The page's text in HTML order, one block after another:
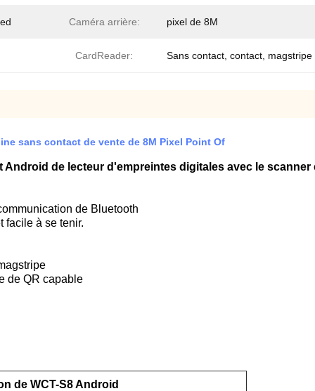
Caméra arrière: pixel de 8M
CardReader: Sans contact, contact, magstripe
sans contact de vente de 8M Pixel Point Of
de lecteur d'empreintes digitales avec le scanner
de Bluetooth
facile à se tenir.
de QR capable
de WCT-S8 Android